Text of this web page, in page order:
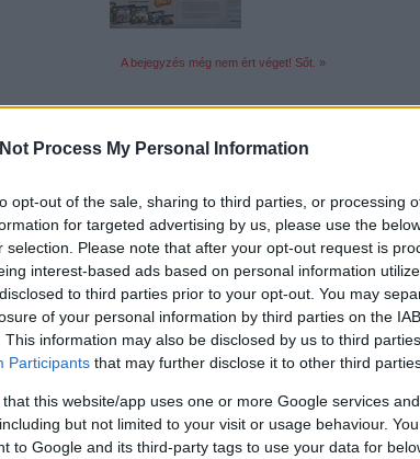
Process My Personal Information
opt-out of the sale, sharing to third parties, or processing
for targeted advertising by us, please use the
selection. Please note that after your opt-out request is
interest-based ads based on personal information
to third parties prior to your opt-out. You may
of your personal information by third parties on the
This information may also be disclosed by us to third
Participants that may further disclose it to other third
that this website/app uses one or more Google services
but not limited to your visit or usage behaviour.
to Google and its third-party tags to use your data for
A bejegyzés még nem ért véget! Sőt. »